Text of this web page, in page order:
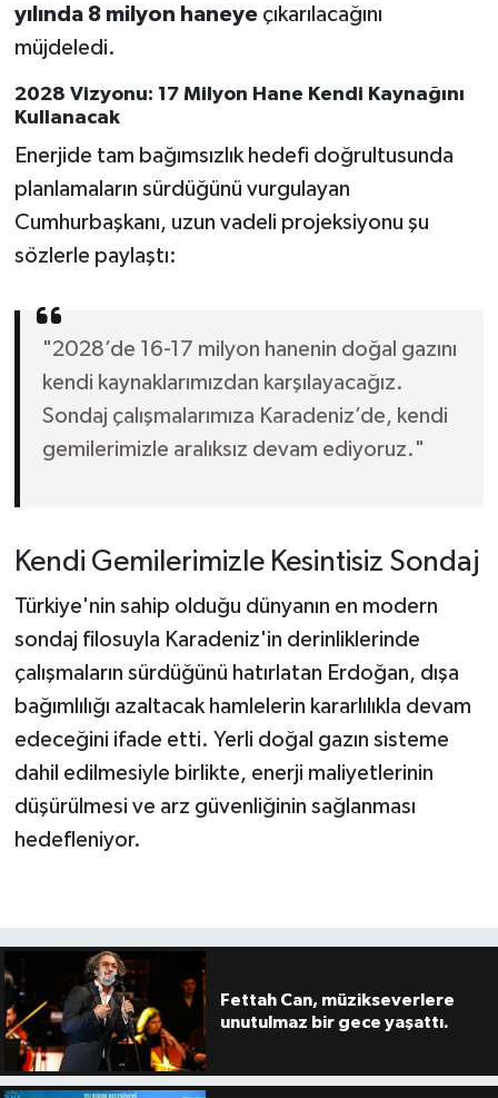
yılında 8 milyon haneyeçıkarılacağını
müjdeledi.
2028 Vizyonu: 17 Milyon Hane Kendi Kaynağını
Kullanacak
Enerjide tam bağımsızlık hedefi doğrultusunda
planlamaların sürdüğünü vurgulayan
Cumhurbaşkanı, uzun vadeli projeksiyonu şu
sözlerle paylaştı:
"2028’de 16-17 milyon hanenin doğal gazını
kendi kaynaklarımızdan karşılayacağız.
Sondaj çalışmalarımıza Karadeniz’de, kendi
gemilerimizle aralıksız devam ediyoruz."
Kendi Gemilerimizle Kesintisiz Sondaj
Türkiye'nin sahip olduğu dünyanın en modern
sondaj filosuyla Karadeniz'in derinliklerinde
çalışmaların sürdüğünü hatırlatan Erdoğan, dışa
bağımlılığı azaltacak hamlelerin kararlılıkla devam
edeceğini ifade etti. Yerli doğal gazın sisteme
dahil edilmesiyle birlikte, enerji maliyetlerinin
düşürülmesi ve arz güvenliğinin sağlanması
hedefleniyor.
Fettah Can, müzikseverlere
unutulmaz bir gece yaşattı.